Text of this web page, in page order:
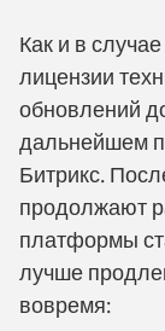
Как и в
лицензии
обновлений
дальнейшем
Битрикс.
продолжают
платформы
лучше
вовремя: